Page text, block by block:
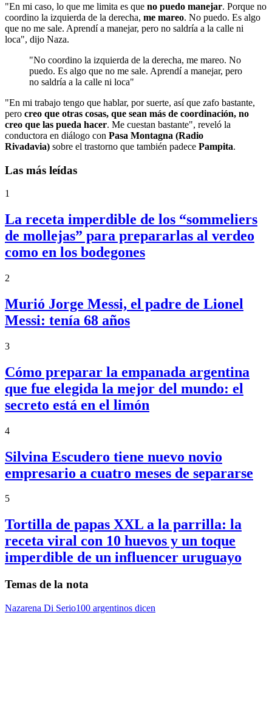
"En mi caso, lo que me limita es que no puedo manejar. Porque no
coordino la izquierda de la derecha, me mareo. No puedo. Es algo
que no me sale. Aprendí a manejar, pero no saldría a la calle ni
loca", dijo Naza.
"No coordino la izquierda de la derecha, me mareo. No
puedo. Es algo que no me sale. Aprendí a manejar, pero
no saldría a la calle ni loca"
"En mi trabajo tengo que hablar, por suerte, así que zafo bastante,
pero creo que otras cosas, que sean más de coordinación, no
creo que las pueda hacer. Me cuestan bastante", reveló la
conductora en diálogo con Pasa Montagna (Radio
Rivadavia) sobre el trastorno que también padece Pampita.
Las más leídas
1
La receta imperdible de los “sommeliers
de mollejas” para prepararlas al verdeo
como en los bodegones
2
Murió Jorge Messi, el padre de Lionel
Messi: tenía 68 años
3
Cómo preparar la empanada argentina
que fue elegida la mejor del mundo: el
secreto está en el limón
4
Silvina Escudero tiene nuevo novio
empresario a cuatro meses de separarse
5
Tortilla de papas XXL a la parrilla: la
receta viral con 10 huevos y un toque
imperdible de un influencer uruguayo
Temas de la nota
Nazarena Di Serio100 argentinos dicen